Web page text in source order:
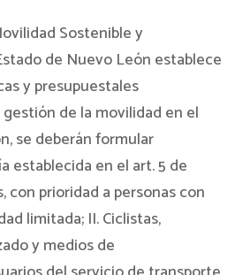
Sostenible y
de Nuevo León establece
y presupuestales
de la movilidad en el
se deberán formular
establecida en el art. 5 de
con prioridad a personas con
limitada; II. Ciclistas,
y medios de